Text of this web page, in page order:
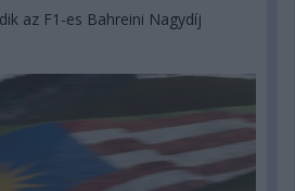
az F1-es Bahreini Nagydíj